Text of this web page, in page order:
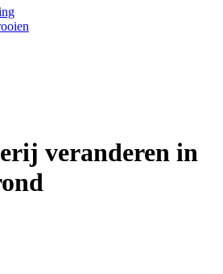
veranderen in